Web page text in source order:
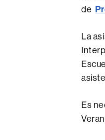
de
La
Es